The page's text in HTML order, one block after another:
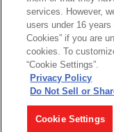
©BANDAI
コ
services. However,
users under 16 years
Cookies” if you are
cookies. To
“Cookie Settings”.
Privacy Policy
Do Not Sell or
Cookie Settings